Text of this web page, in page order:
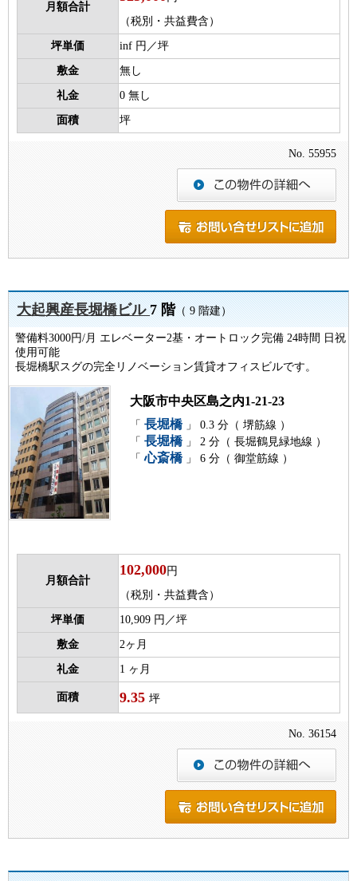
月額合計
（税別・共益費含）
坪単価 inf 円／坪
敷金 無し
礼金 0 無し
面積 坪
No. 55955
大起興産長堀橋ビル7 階（ 9 階建）
警備料3000円/月 エレベーター2基・オートロック完備 24時間 日祝
使用可能
長堀橋駅スグの完全リノベーション賃貸オフィスビルです。
大阪市中央区島之内1-21-23
「 長堀橋 」 0.3 分（ 堺筋線 ）
「 長堀橋 」 2 分（ 長堀鶴見緑地線 ）
「 心斎橋 」 6 分（ 御堂筋線 ）
月額合計
102,000円
（税別・共益費含）
坪単価 10,909 円／坪
敷金 2ヶ月
礼金 1 ヶ月
面積 9.35 坪
No. 36154